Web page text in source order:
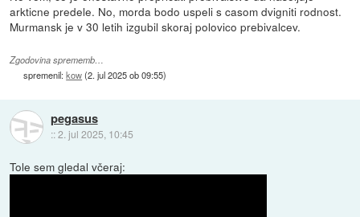
arkticne predele. No, morda bodo uspeli s casom dvigniti rodnost.
Murmansk je v 30 letih izgubil skoraj polovico prebivalcev.
Zgodovina sprememb…
spremenil:kow(2. jul 2025 ob 09:55)
pegasus
::2. jul 2025, 10:45
Tole sem gledal včeraj: